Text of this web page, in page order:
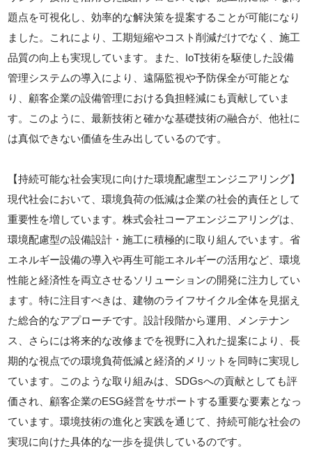
題点を可視化し、効率的な解決策を提案することが可能になり
ました。これにより、工期短縮やコスト削減だけでなく、施工
品質の向上も実現しています。また、IoT技術を駆使した設備
管理システムの導入により、遠隔監視や予防保全が可能とな
り、顧客企業の設備管理における負担軽減にも貢献していま
す。このように、最新技術と確かな基礎技術の融合が、他社に
は真似できない価値を生み出しているのです。
【持続可能な社会実現に向けた環境配慮型エンジニアリング】
現代社会において、環境負荷の低減は企業の社会的責任として
重要性を増しています。株式会社コーアエンジニアリングは、
環境配慮型の設備設計・施工に積極的に取り組んでいます。省
エネルギー設備の導入や再生可能エネルギーの活用など、環境
性能と経済性を両立させるソリューションの開発に注力してい
ます。特に注目すべきは、建物のライフサイクル全体を見据え
た総合的なアプローチです。設計段階から運用、メンテナン
ス、さらには将来的な改修までを視野に入れた提案により、長
期的な視点での環境負荷低減と経済的メリットを同時に実現し
ています。このような取り組みは、SDGsへの貢献としても評
価され、顧客企業のESG経営をサポートする重要な要素となっ
ています。環境技術の進化と実践を通じて、持続可能な社会の
実現に向けた具体的な一歩を提供しているのです。